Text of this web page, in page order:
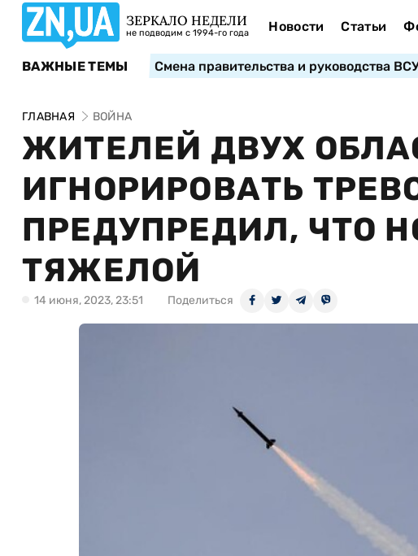
ЗЕРКАЛО НЕДЕЛИ
не подводим с 1994-го года Новости Статьи
ВАЖНЫЕ ТЕМЫ Смена правительства и руководства
ГЛАВНАЯ ВОЙНА
ЖИТЕЛЕЙ ДВУХ
ИГНОРИРОВАТЬ
ПРЕДУПРЕДИЛ, ЧТО
ТЯЖЕЛОЙ
14 июня, 2023, 23:51 Поделиться